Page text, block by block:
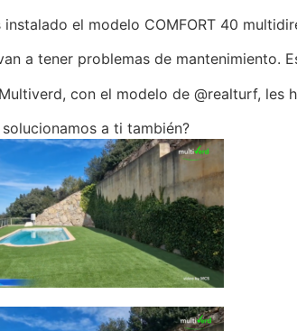
instalado el modelo COMFORT 40
a tener problemas de mantenimiento.
con el modelo de @realturf, les
solucionamos a ti también?